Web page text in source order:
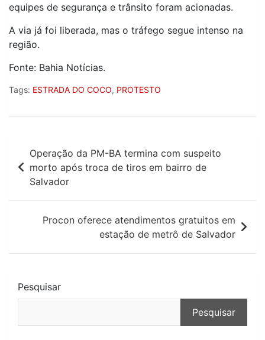
equipes de segurança e trânsito foram acionadas.
A via já foi liberada, mas o tráfego segue intenso na
região.
Fonte: Bahia Notícias.
Tags: ESTRADA DO COCO, PROTESTO
Navegação
de
Post
Operação da PM-BA termina com suspeito
morto após troca de tiros em bairro de
Salvador
Procon oferece atendimentos gratuitos em
estação de metrô de Salvador
Pesquisar
Pesquisar